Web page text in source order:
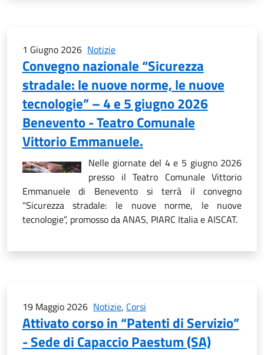
1 Giugno 2026 Notizie
Convegno nazionale “Sicurezza
stradale: le nuove norme, le nuove
tecnologie” – 4 e 5 giugno 2026
Benevento - Teatro Comunale
Vittorio Emmanuele.
Nelle giornate del 4 e 5 giugno 2026
presso il Teatro Comunale Vittorio
Emmanuele di Benevento si terrà il convegno
“Sicurezza stradale: le nuove norme, le nuove
tecnologie”, promosso da ANAS, PIARC Italia e AISCAT.
19 Maggio 2026 Notizie, Corsi
Attivato corso in “Patenti di Servizio”
- Sede di Capaccio Paestum (SA)